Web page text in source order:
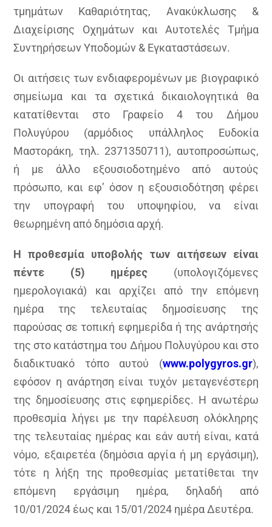
τμημάτων Καθαριότητας, Ανακύκλωσης &
Διαχείρισης Οχημάτων και Αυτοτελές Τμήμα
Συντηρήσεων Υποδομών & Εγκαταστάσεων.
Οι αιτήσεις των ενδιαφερομένων με βιογραφικό
σημείωμα και τα σχετικά δικαιολογητικά θα
κατατίθενται στο Γραφείο 4 του Δήμου
Πολυγύρου (αρμόδιος υπάλληλος Ευδοκία
Μαστοράκη, τηλ. 2371350711), αυτοπροσώπως,
ή με άλλο εξουσιοδοτημένο από αυτούς
πρόσωπο, και εφ’ όσον η εξουσιοδότηση φέρει
την υπογραφή του υποψηφίου, να είναι
θεωρημένη από δημόσια αρχή.
Η προθεσμία υποβολής των αιτήσεων είναι
πέντε (5) ημέρες
(υπολογιζόμενες
ημερολογιακά) και αρχίζει από την επόμενη
ημέρα της τελευταίας δημοσίευσης της
παρούσας σε τοπική εφημερίδα ή της ανάρτησής
της στο κατάστημα του Δήμου Πολυγύρου και στο
διαδικτυακό τόπο αυτού (www.polygyros.gr),
εφόσον η ανάρτηση είναι τυχόν μεταγενέστερη
της δημοσίευσης στις εφημερίδες. Η ανωτέρω
προθεσμία λήγει με την παρέλευση ολόκληρης
της τελευταίας ημέρας και εάν αυτή είναι, κατά
νόμο, εξαιρετέα (δημόσια αργία ή μη εργάσιμη),
τότε η λήξη της προθεσμίας μετατίθεται την
επόμενη εργάσιμη ημέρα,
δηλαδή από
10/01/2024 έως και 15/01/2024 ημέρα Δευτέρα.